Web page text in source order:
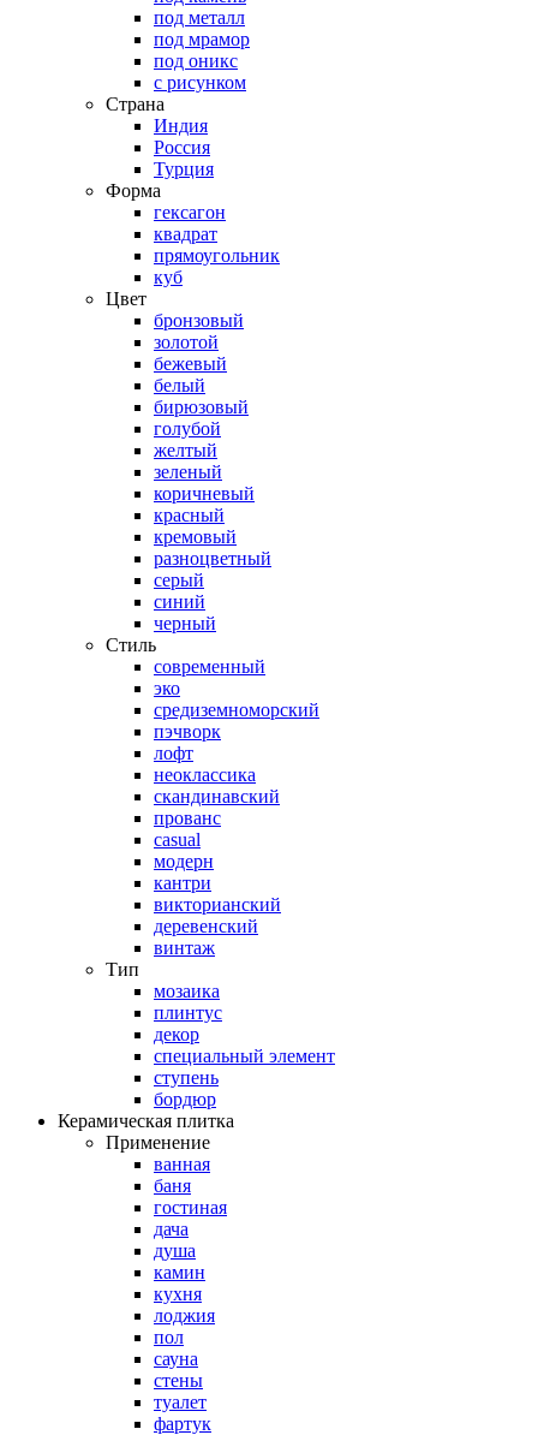
под металл
под мрамор
под оникс
с рисунком
Страна
Индия
Россия
Турция
Форма
гексагон
квадрат
прямоугольник
куб
Цвет
бронзовый
золотой
бежевый
белый
бирюзовый
голубой
желтый
зеленый
коричневый
красный
кремовый
разноцветный
серый
синий
черный
Стиль
современный
эко
средиземноморский
пэчворк
лофт
неоклассика
скандинавский
прованс
casual
модерн
кантри
викторианский
деревенский
винтаж
Тип
мозаика
плинтус
декор
специальный элемент
ступень
бордюр
Керамическая плитка
Применение
ванная
баня
гостиная
дача
душа
камин
кухня
лоджия
пол
сауна
стены
туалет
фартук